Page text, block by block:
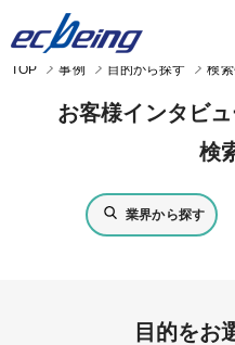
TOP
事例 目的から探す 検
お客様インタビュ
検
業界から探す
目的をお